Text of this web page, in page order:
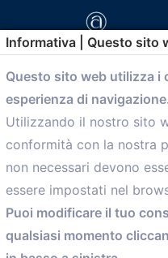
Menù
Home
Servizi
Convenzioni
Informativa | Questo sito
Questo sito web utilizza i
esperienza di
Utilizzando il nostro sito
conformità con la nostra
non necessari devono
essere impostati nel
Puoi modificare il tuo
qualsiasi momento